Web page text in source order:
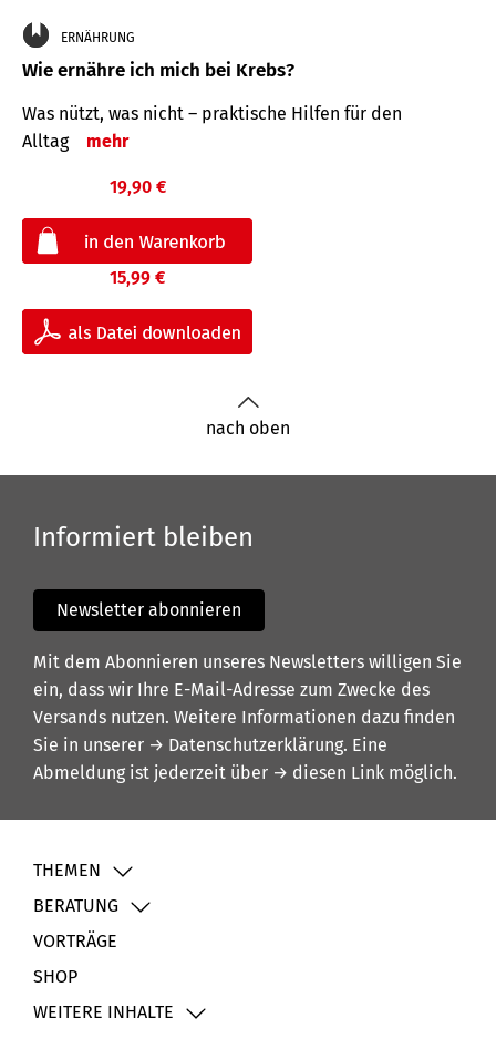
ERNÄHRUNG
Wie ernähre ich mich bei Krebs?
Was nützt, was nicht – praktische Hilfen für den
Alltag
mehr
19,90 €
15,99 €
nach oben
Informiert bleiben
Newsletter abonnieren
Mit dem Abonnieren unseres Newsletters willigen Sie
ein, dass wir Ihre E-Mail-Adresse zum Zwecke des
Versands nutzen. Weitere Informationen dazu finden
Sie in unserer → Datenschutzerklärung. Eine
Abmeldung ist jederzeit über → diesen Link möglich.
THEMEN
BERATUNG
VORTRÄGE
SHOP
WEITERE INHALTE